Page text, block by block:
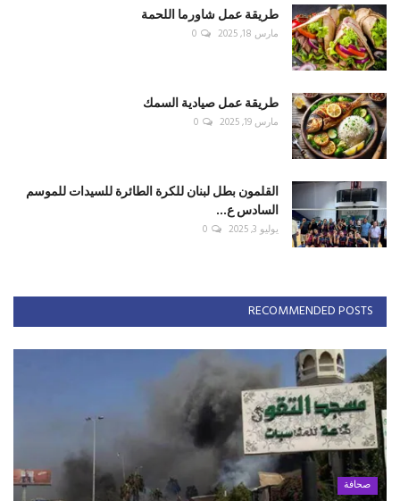
طريقة عمل شاورما اللحمة
مارس 18, 2025 0
طريقة عمل صيادية السمك
مارس 19, 2025 0
القلمون بطل لبنان للكرة الطائرة للسيدات للموسم
السادس ع...
يوليو 3, 2025 0
RECOMMENDED POSTS
صحافة